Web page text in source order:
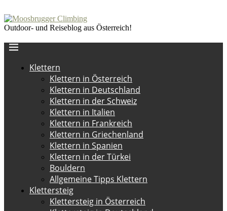
Outdoor- und Reiseblog aus Österreich!
Klettern
Klettern in Österreich
Klettern in Deutschland
Klettern in der Schweiz
Klettern in Italien
Klettern in Frankreich
Klettern in Griechenland
Klettern in Spanien
Klettern in der Türkei
Bouldern
Allgemeine Tipps Klettern
Klettersteig
Klettersteig in Österreich